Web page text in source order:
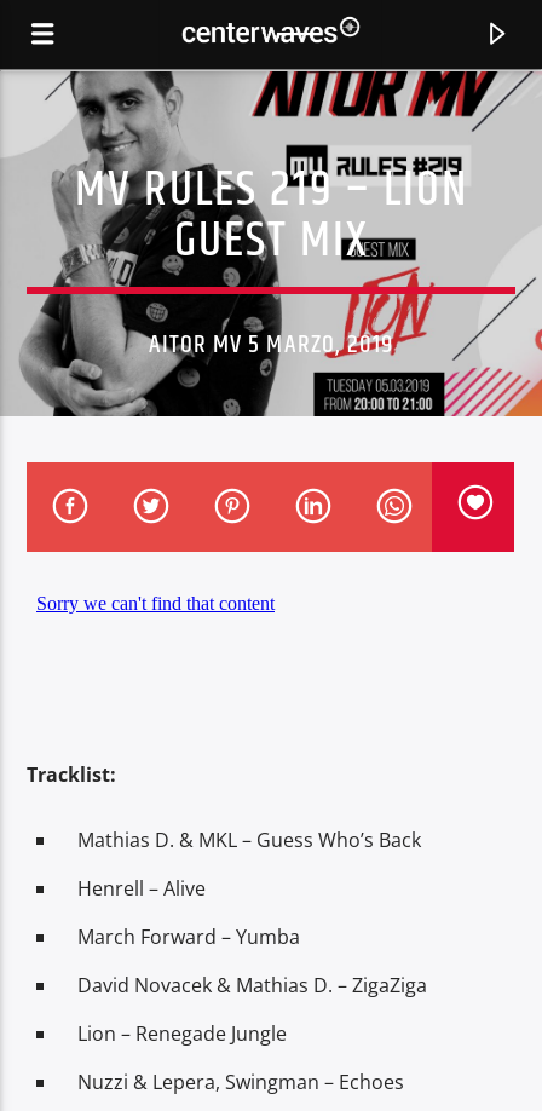
GROOVEJET (IF THIS AIN'T LOVE)
SPILLER
MV RULES 219 – LION
GUEST MIX
AITOR MV 5 MARZO, 2019
Tracklist:
Mathias D. & MKL – Guess Who’s Back
Henrell – Alive
March Forward – Yumba
David Novacek & Mathias D. – ZigaZiga
Lion – Renegade Jungle
Nuzzi & Lepera, Swingman – Echoes